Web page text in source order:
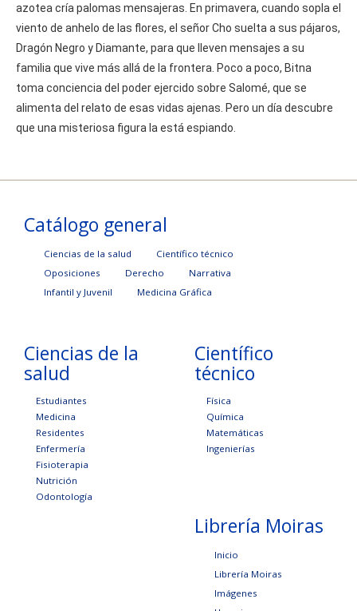
azotea cría palomas mensajeras. En primavera, cuando sopla el
viento de anhelo de las flores, el señor Cho suelta a sus pájaros,
Dragón Negro y Diamante, para que lleven mensajes a su
familia que vive más allá de la frontera. Poco a poco, Bitna
toma conciencia del poder ejercido sobre Salomé, que se
alimenta del relato de esas vidas ajenas. Pero un día descubre
que una misteriosa figura la está espiando.
Catálogo general
Ciencias de la salud
Científico técnico
Oposiciones
Derecho
Narrativa
Infantil y Juvenil
Medicina Gráfica
Ciencias de la
salud
Estudiantes
Medicina
Residentes
Enfermería
Fisioterapia
Nutrición
Odontología
Científico
técnico
Física
Química
Matemáticas
Ingenierías
Librería Moiras
Inicio
Librería Moiras
Imágenes